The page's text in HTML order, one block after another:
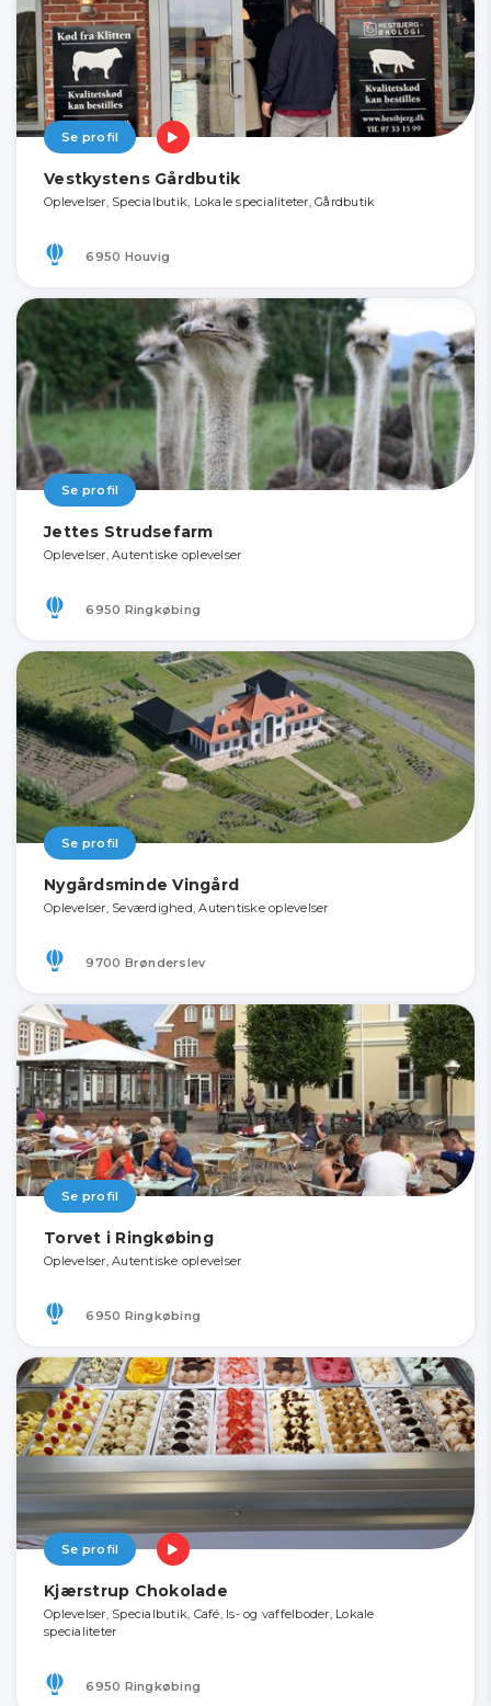
Se profil
Vestkystens Gårdbutik
Oplevelser, Specialbutik, Lokale specialiteter, Gårdbutik
6950 Houvig
Se profil
Jettes Strudsefarm
Oplevelser, Autentiske oplevelser
6950 Ringkøbing
Se profil
Nygårdsminde Vingård
Oplevelser, Seværdighed, Autentiske oplevelser
9700 Brønderslev
Se profil
Torvet i Ringkøbing
Oplevelser, Autentiske oplevelser
6950 Ringkøbing
Se profil
Kjærstrup Chokolade
Oplevelser, Specialbutik, Café, Is- og vaffelboder, Lokale
specialiteter
6950 Ringkøbing